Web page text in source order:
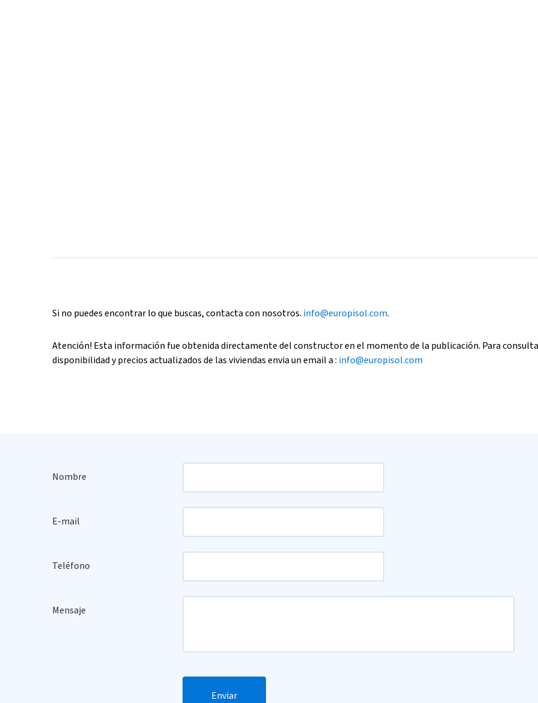
Si no puedes encontrar lo que buscas, contacta con nosotros. info@europisol.com.
Atención! Esta información fue obtenida directamente del constructor en el momento de la publicación. Para
disponibilidad y precios actualizados de las viviendas envia un email a : info@europisol.com
Nombre
E-mail
Teléfono
Mensaje
Enviar